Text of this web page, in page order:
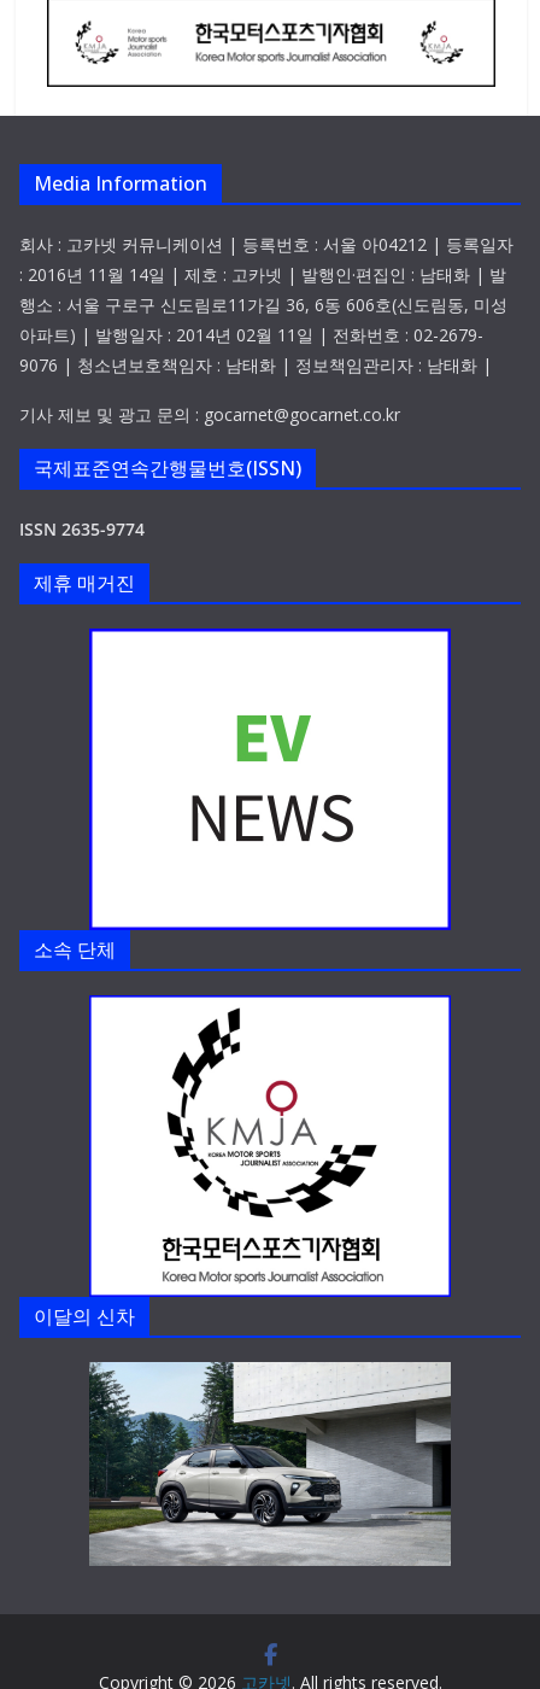
Media Information
회사 : 고카넷 커뮤니케이션 | 등록번호 : 서울 아04212 | 등록일자
: 2016년 11월 14일 | 제호 : 고카넷 | 발행인·편집인 : 남태화 | 발
행소 : 서울 구로구 신도림로11가길 36, 6동 606호(신도림동, 미성
아파트) | 발행일자 : 2014년 02월 11일 | 전화번호 : 02-2679-
9076 | 청소년보호책임자 : 남태화 | 정보책임관리자 : 남태화 |
기사 제보 및 광고 문의 : gocarnet@gocarnet.co.kr
국제표준연속간행물번호(ISSN)
ISSN 2635-9774
제휴 매거진
소속 단체
이달의 신차
Copyright © 2026 고카넷. All rights reserved.